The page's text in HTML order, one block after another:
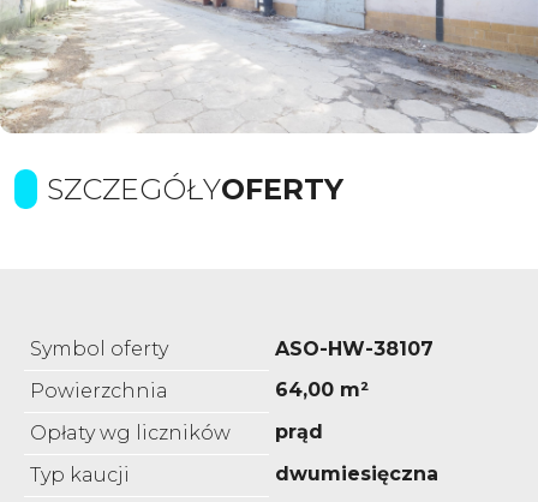
SZCZEGÓŁYOFERTY
Symbol oferty
ASO-HW-38107
Powierzchnia
64,00 m²
Opłaty wg liczników
prąd
Typ kaucji
dwumiesięczna